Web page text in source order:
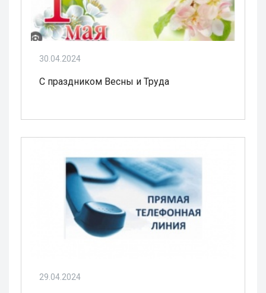
30.04.2024
С праздником Весны и Труда
29.04.2024